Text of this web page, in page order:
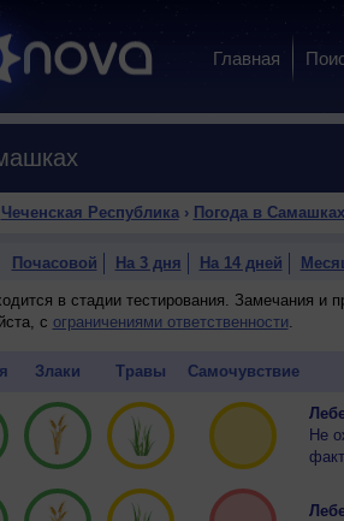
Главная
Чеченская Республика› Погода в Самашках
Почасовой На 3 дня На 14 дней
в стадии тестирования. Замечания и
с ограничениями ответственности.
Злаки Травы Самочувствие
Не